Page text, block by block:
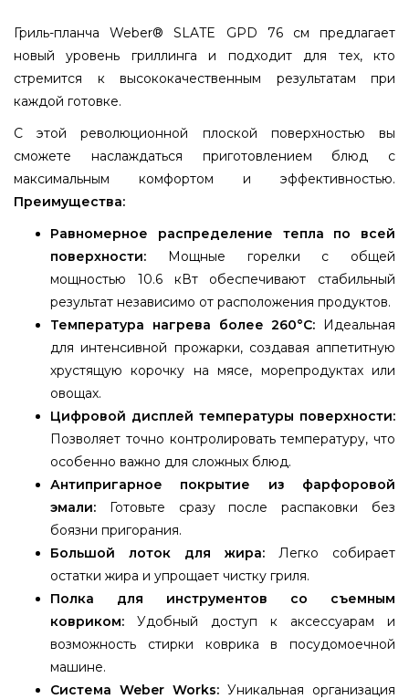
Гриль-планча Weber® SLATE GPD 76 см предлагает
новый уровень гриллинга и подходит для тех, кто
стремится к высококачественным результатам при
каждой готовке.
С этой революционной плоской поверхностью вы
сможете наслаждаться приготовлением блюд с
максимальным комфортом и эффективностью.
Преимущества:
Равномерное распределение тепла по всей
поверхности: Мощные горелки с общей
мощностью 10.6 кВт обеспечивают стабильный
результат независимо от расположения продуктов.
Температура нагрева более 260°C: Идеальная
для интенсивной прожарки, создавая аппетитную
хрустящую корочку на мясе, морепродуктах или
овощах.
Цифровой дисплей температуры поверхности:
Позволяет точно контролировать температуру, что
особенно важно для сложных блюд.
Антипригарное покрытие из фарфоровой
эмали: Готовьте сразу после распаковки без
боязни пригорания.
Большой лоток для жира: Легко собирает
остатки жира и упрощает чистку гриля.
Полка для инструментов со съемным
ковриком: Удобный доступ к аксессуарам и
возможность стирки коврика в посудомоечной
машине.
Система Weber Works: Уникальная организация